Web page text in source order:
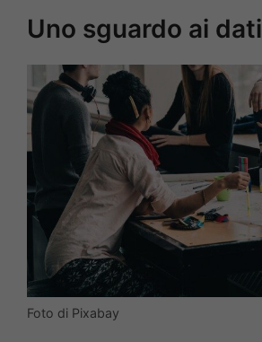
Uno sguardo ai
Foto di Pixabay